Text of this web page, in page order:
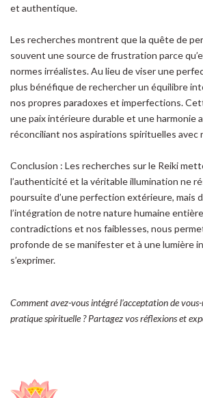
et authentique.
Les recherches montrent que la quête de
souvent une source de frustration parce
normes irréalistes. Au lieu de viser une
plus bénéfique de rechercher un équilibre
nos propres paradoxes et imperfections.
une paix intérieure durable et une harmonie
réconciliant nos aspirations spirituelles avec
Conclusion : Les recherches sur le Reiki
l’authenticité et la véritable illumination ne
poursuite d’une perfection extérieure, mais
l’intégration de notre nature humaine
contradictions et nos faiblesses, nous
profonde de se manifester et à une lumière
s’exprimer.
Comment avez-vous intégré l’acceptation de
pratique spirituelle ? Partagez vos réflexions et